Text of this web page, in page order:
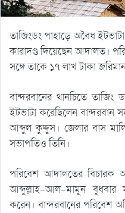
তাজিংডং পাহাড়ে অবৈধ
কারাদণ্ড দিয়েছেন আদালত।
সঙ্গে তাকে ১৭ লাখ টাকা
বান্দরবানের থানচিতে
ইটভাটা করেছিলেন বান্দরবান
আব্দুল কুদ্দুস। জেলার বাস
সভাপতিও তিনি।
পরিবেশ আদালতের বিচারক
আব্দুল্লাহ-আল-মামুন বুধবার
করেন। বান্দরবানের পরিবেশ